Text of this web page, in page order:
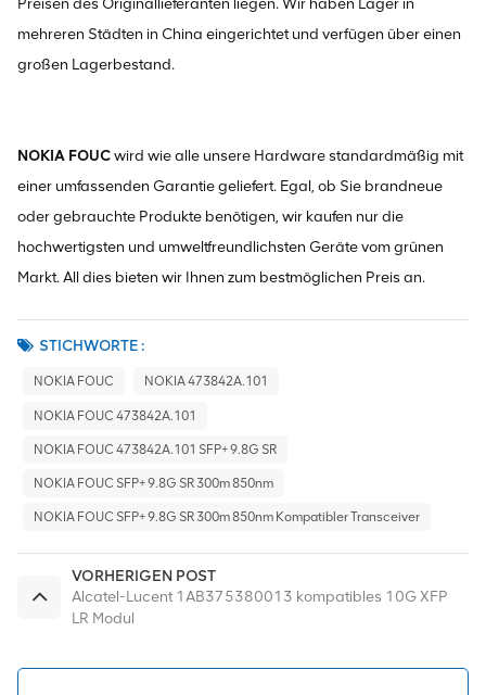
mehreren Städten in China eingerichtet und verfügen über einen
großen Lagerbestand.
NOKIA FOUCwird wie alle unsere Hardware standardmäßig mit
einer umfassenden Garantie geliefert. Egal, ob Sie brandneue
oder gebrauchte Produkte benötigen, wir kaufen nur die
hochwertigsten und umweltfreundlichsten Geräte vom grünen
Markt. All dies bieten wir Ihnen zum bestmöglichen Preis an.
STICHWORTE :
NOKIA FOUC NOKIA 473842A.101
NOKIA FOUC 473842A.101
NOKIA FOUC 473842A.101 SFP+ 9.8G SR
NOKIA FOUC SFP+ 9.8G SR 300m 850nm
NOKIA FOUC SFP+ 9.8G SR 300m 850nm Kompatibler Transceiver
VORHERIGEN POST
Alcatel-Lucent 1AB375380013 kompatibles 10G XFP
LR Modul